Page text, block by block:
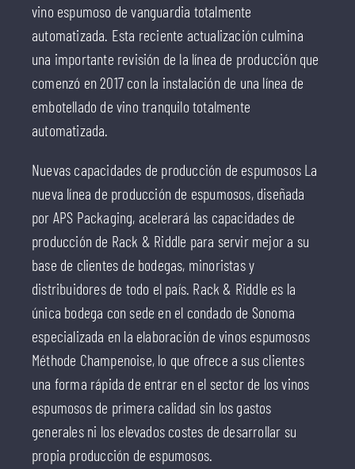
vino espumoso de vanguardia totalmente
automatizada. Esta reciente actualización culmina
una importante revisión de la línea de producción que
comenzó en 2017 con la instalación de una línea de
embotellado de vino tranquilo totalmente
automatizada.
Nuevas capacidades de producción de espumosos La
nueva línea de producción de espumosos, diseñada
por APS Packaging, acelerará las capacidades de
producción de Rack & Riddle para servir mejor a su
base de clientes de bodegas, minoristas y
distribuidores de todo el país. Rack & Riddle es la
única bodega con sede en el condado de Sonoma
especializada en la elaboración de vinos espumosos
Méthode Champenoise, lo que ofrece a sus clientes
una forma rápida de entrar en el sector de los vinos
espumosos de primera calidad sin los gastos
generales ni los elevados costes de desarrollar su
propia producción de espumosos.